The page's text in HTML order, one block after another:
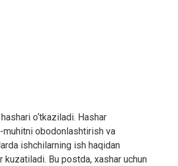
o‘tkaziladi. Hashar
obodonlashtirish va
ishchilarning ish haqidan
kuzatiladi. Bu postda, xashar uchun